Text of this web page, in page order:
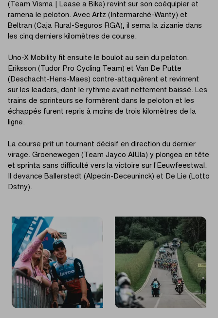
(Team Visma | Lease a Bike) revint sur son coéquipier et
ramena le peloton. Avec Artz (Intermarché-Wanty) et
Beltran (Caja Rural-Seguros RGA), il sema la zizanie dans
les cinq derniers kilomètres de course.
Uno-X Mobility fit ensuite le boulot au sein du peloton.
Eriksson (Tudor Pro Cycling Team) et Van De Putte
(Deschacht-Hens-Maes) contre-attaquèrent et revinrent
sur les leaders, dont le rythme avait nettement baissé. Les
trains de sprinteurs se formèrent dans le peloton et les
échappés furent repris à moins de trois kilomètres de la
ligne.
La course prit un tournant décisif en direction du dernier
virage. Groenewegen (Team Jayco AlUla) y plongea en tête
et sprinta sans difficulté vers la victoire sur l’Eeuwfeestwal.
Il devance Ballerstedt (Alpecin-Deceuninck) et De Lie (Lotto
Dstny).